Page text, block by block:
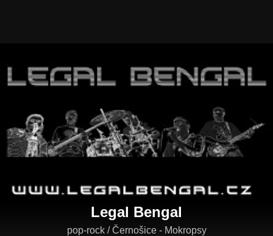
Legal Bengal
pop-rock / Černošice - Mokropsy